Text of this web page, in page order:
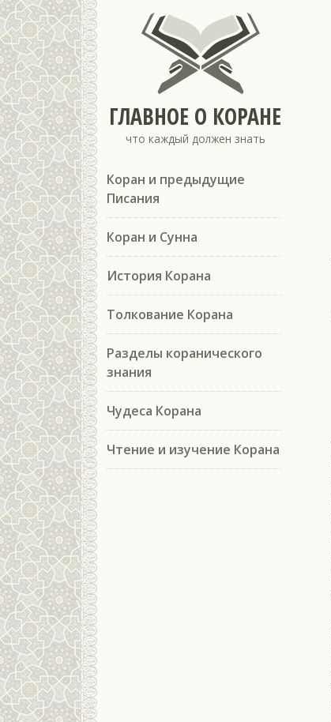
ГЛАВНОЕ О КОРАНЕ
что каждый должен знать
Коран и предыдущие
Писания
Коран и Сунна
История Корана
Толкование Корана
Разделы коранического
знания
Чудеса Корана
Чтение и изучение Корана